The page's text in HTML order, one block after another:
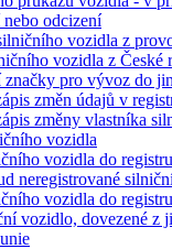
odcizení
vozidla z
vozidla z České
značky pro vývoz do
změn údajů v
změny vlastníka
vozidla
vozidla do
neregistrované
vozidla do
vozidlo, dovezené z